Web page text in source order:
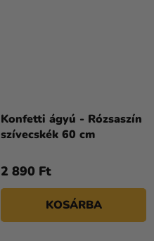
Konfetti ágyú - Rózsaszín
szívecskék 60 cm
2 890 Ft
KOSÁRBA